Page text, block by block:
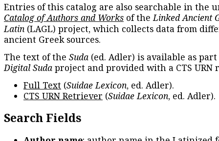
Entries of this catalog are also searchable in the
Catalog of Authors and Works of theLinked Ancient
Latin (LAGL) project, which collects data from
ancient Greek sources.
The text of the Suda (ed. Adler) is available as
Digital Suda project and provided with a CTS URN
Full Text (Suidae Lexicon, ed. Adler).
CTS URN Retriever (Suidae Lexicon, ed. Adler).
Search Fields